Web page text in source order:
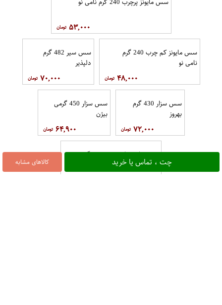
کالاهای مشابه چت ، تماس یا خرید
۵۳,۰۰۰
سس مایونز کم چرب 240 گرم
نامی نو
۴۸,۰۰۰
سس سیر 482 گرم
دلپذیر
۷۰,۰۰۰
سس سزار 430 گرم
بهروز
۷۲,۰۰۰
سس سزار 450 گرمی
بیژن
۶۴,۹۰۰